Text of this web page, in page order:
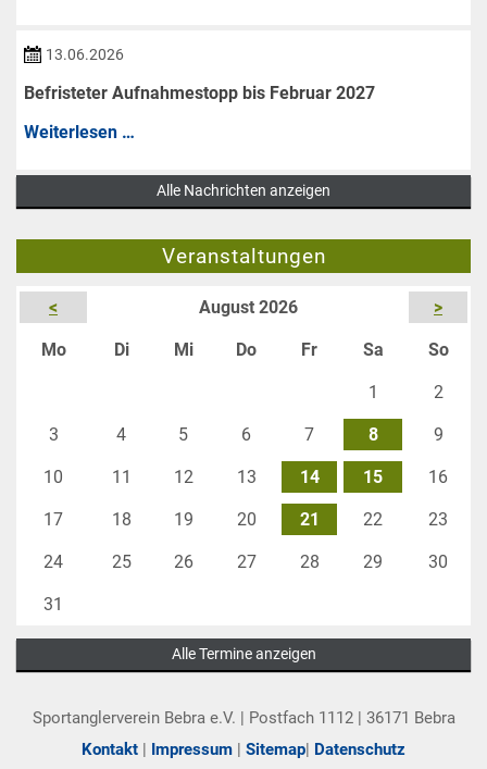
bis
fürs
Angeln
gesperrt
13.06.2026
Befristeter Aufnahmestopp bis Februar 2027
Weiterlesen …
2027
Alle Nachrichten anzeigen
Veranstaltungen
< August 2026 >
Montag DienstagMittwochDonnerstag
Freitag SamstagSo
1 2
3 4 5 6 7 8 9
10 11 12 13 14 15 16
17 18 19 20 21 22 23
24 25 26 27 28 29 30
31
Alle Termine anzeigen
Sportanglerverein Bebra e.V. | Postfach 1112 | 36171 Bebra
Kontakt | Impressum | Sitemap| Datenschutz